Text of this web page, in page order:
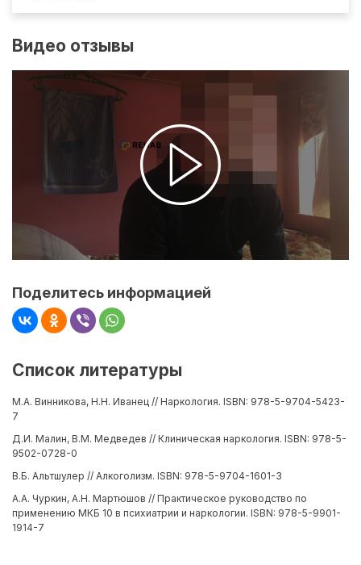
Видео отзывы
Поделитесь информацией
Список литературы
М.А. Винникова, Н.Н. Иванец // Наркология. ISBN: 978-5-9704-5423-
7
Д.И. Малин, В.М. Медведев // Клиническая наркология. ISBN: 978-5-
9502-0728-0
В.Б. Альтшулер // Алкоголизм. ISBN: 978-5-9704-1601-3
А.А. Чуркин, А.Н. Мартюшов // Практическое руководство по
применению МКБ 10 в психиатрии и наркологии. ISBN: 978-5-9901-
1914-7